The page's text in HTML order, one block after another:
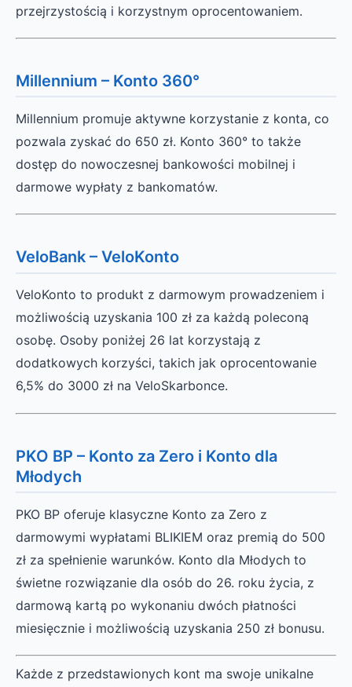
przejrzystością i korzystnym oprocentowaniem.
Millennium – Konto 360°
Millennium promuje aktywne korzystanie z konta, co
pozwala zyskać do 650 zł. Konto 360° to także
dostęp do nowoczesnej bankowości mobilnej i
darmowe wypłaty z bankomatów.
VeloBank – VeloKonto
VeloKonto to produkt z darmowym prowadzeniem i
możliwością uzyskania 100 zł za każdą poleconą
osobę. Osoby poniżej 26 lat korzystają z
dodatkowych korzyści, takich jak oprocentowanie
6,5% do 3000 zł na VeloSkarbonce.
PKO BP – Konto za Zero i Konto dla
Młodych
PKO BP oferuje klasyczne Konto za Zero z
darmowymi wypłatami BLIKIEM oraz premią do 500
zł za spełnienie warunków. Konto dla Młodych to
świetne rozwiązanie dla osób do 26. roku życia, z
darmową kartą po wykonaniu dwóch płatności
miesięcznie i możliwością uzyskania 250 zł bonusu.
Każde z przedstawionych kont ma swoje unikalne